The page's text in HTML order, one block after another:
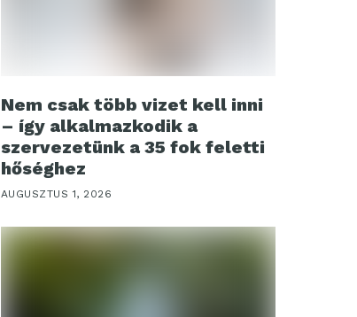
Nem csak több vizet kell inni
– így alkalmazkodik a
szervezetünk a 35 fok feletti
hőséghez
AUGUSZTUS 1, 2026